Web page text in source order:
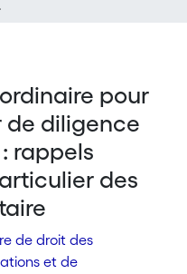
du locataire
pour
de diligence
rappels
des
de droit des
et de